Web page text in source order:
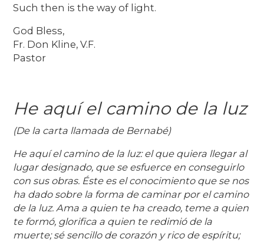
Such then is the way of light.
God Bless,
Fr. Don Kline, V.F.
Pastor
He aquí el camino de la luz
(De la carta llamada de Bernabé)
He aquí el camino de la luz: el que quiera llegar al
lugar designado, que se esfuerce en conseguirlo
con sus obras. Éste es el conocimiento que se nos
ha dado sobre la forma de caminar por el camino
de la luz. Ama a quien te ha creado, teme a quien
te formó, glorifica a quien te redimió de la
muerte; sé sencillo de corazón y rico de espíritu;